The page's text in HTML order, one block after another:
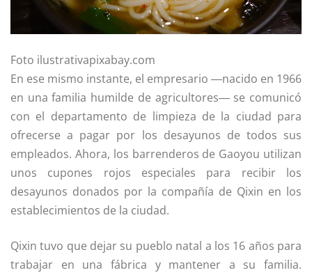
Foto ilustrativapixabay.com
En ese mismo instante, el empresario ―nacido en 1966
en una familia humilde de agricultores― se comunicó
con el departamento de limpieza de la ciudad para
ofrecerse a pagar por los desayunos de todos sus
empleados. Ahora, los barrenderos de Gaoyou utilizan
unos cupones rojos especiales para recibir los
desayunos donados por la compañía de Qixin en los
establecimientos de la ciudad.
Qixin tuvo que dejar su pueblo natal a los 16 años para
trabajar en una fábrica y mantener a su familia.